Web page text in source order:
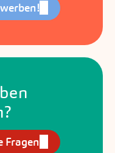
Fragen